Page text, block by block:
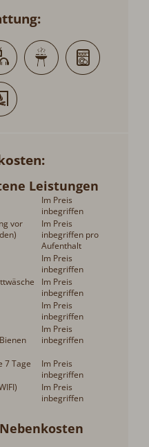
Leistungen
Im Preis
inbegriffen
vor
Im Preis
inbegriffen pro
Aufenthalt
Im Preis
inbegriffen
Im Preis
inbegriffen
Im Preis
inbegriffen
Im Preis
inbegriffen
7 Tage
Im Preis
inbegriffen
Im Preis
inbegriffen